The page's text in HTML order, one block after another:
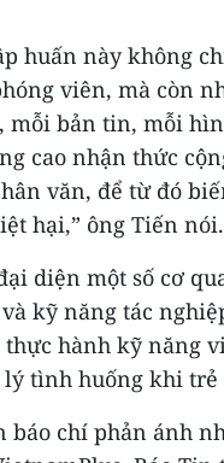
huấn này không
viên, mà còn
mỗi bản tin, mỗi
cao nhận thức
văn, để từ đó
hại,” ông Tiến nói.
diện một số cơ
kỹ năng tác
hành kỹ năng
lý tình huống khi
báo chí phản ánh